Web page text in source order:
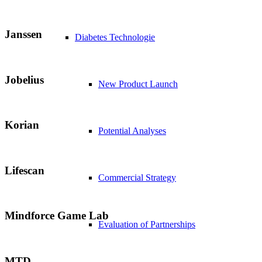
Diabetes Technologie
New Product Launch
Potential Analyses
Commercial Strategy
Evaluation of Partnerships
Janssen
Jobelius
Korian
Lifescan
Mindforce Game Lab